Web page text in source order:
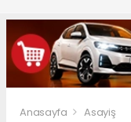
Anasayfa Asayiş